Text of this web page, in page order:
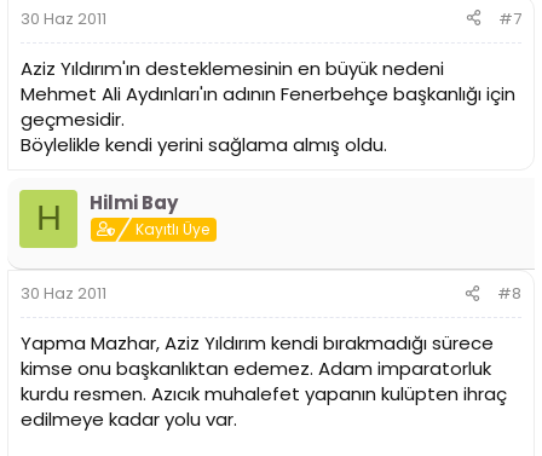
30 Haz 2011 #7
Aziz Yıldırım'ın desteklemesinin en büyük nedeni
Mehmet Ali Aydınları'ın adının Fenerbehçe başkanlığı için
geçmesidir.
Böylelikle kendi yerini sağlama almış oldu.
H Hilmi Bay
Kayıtlı Üye
30 Haz 2011 #8
Yapma Mazhar, Aziz Yıldırım kendi bırakmadığı sürece
kimse onu başkanlıktan edemez. Adam imparatorluk
kurdu resmen. Azıcık muhalefet yapanın kulüpten ihraç
edilmeye kadar yolu var.